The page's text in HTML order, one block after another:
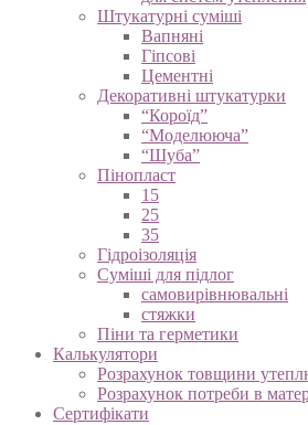
Штукатурні суміші
Вапняні
Гіпсові
Цементні
Декоративні штукатурки
“Короїд”
“Моделююча”
“Шуба”
Пінопласт
15
25
35
Гідроізоляція
Суміші для підлог
самовирівнювальні
стяжки
Піни та герметики
Калькулятори
Розрахунок товщини
Розрахунок потреби в
Сертифікати